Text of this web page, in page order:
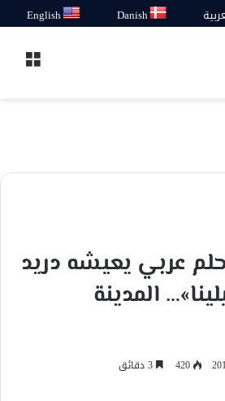
Danish
English
عربي يعيشه دريد
المدينة
420